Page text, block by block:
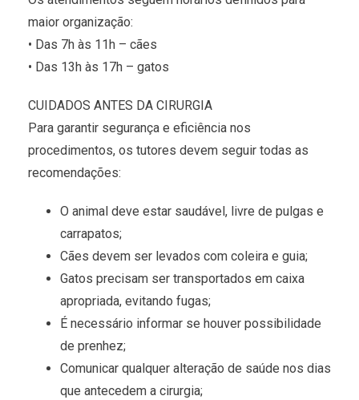
maior organização:
• Das 7h às 11h – cães
• Das 13h às 17h – gatos
CUIDADOS ANTES DA CIRURGIA
Para garantir segurança e eficiência nos
procedimentos, os tutores devem seguir todas as
recomendações:
O animal deve estar saudável, livre de pulgas e
carrapatos;
Cães devem ser levados com coleira e guia;
Gatos precisam ser transportados em caixa
apropriada, evitando fugas;
É necessário informar se houver possibilidade
de prenhez;
Comunicar qualquer alteração de saúde nos dias
que antecedem a cirurgia;